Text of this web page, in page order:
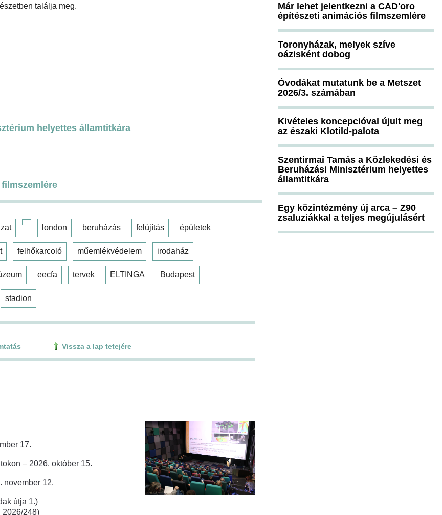
találja meg.
helyettes államtitkára
london beruházás felújítás épületek
felhőkarcoló műemlékvédelem irodaház
eecfa tervek ELTINGA Budapest
stadion
Vissza a lap tetejére
17.
– 2026. október 15.
november 12.
útja 1.)
2026/248)
Már lehet jelentkezni a CAD'oro
építészeti animációs filmszemlére
Toronyházak, melyek szíve
oázisként dobog
Óvodákat mutatunk be a Metszet
2026/3. számában
Kivételes koncepcióval újult meg
az északi Klotild-palota
Szentirmai Tamás a Közlekedési és
Beruházási Minisztérium helyettes
államtitkára
Egy közintézmény új arca – Z90
zsaluziákkal a teljes megújulásért